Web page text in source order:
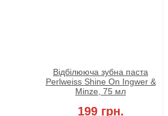
Відбілююча зубна паста
Perlweiss Shine On Ingwer &
Minze, 75 мл
199 грн.